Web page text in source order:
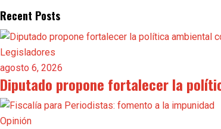
Recent Posts
Legisladores
agosto 6, 2026
Diputado propone fortalecer la
Opinión